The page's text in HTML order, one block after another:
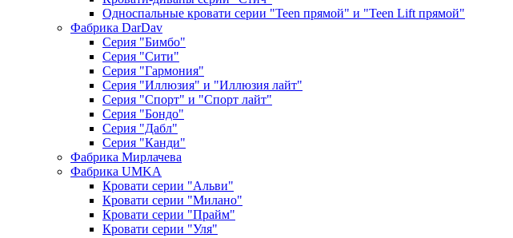
Односпальные кровати серии "Teen прямой" и "Teen Lift прямой"
Фабрика DarDav
Серия "Бимбо"
Серия "Сити"
Серия "Гармония"
Серия "Иллюзия" и "Иллюзия лайт"
Серия "Спорт" и "Спорт лайт"
Серия "Бондо"
Серия "Дабл"
Серия "Канди"
Фабрика Мирлачева
Фабрика UMKA
Кровати серии "Альви"
Кровати серии "Милано"
Кровати серии "Прайм"
Кровати серии "Уля"